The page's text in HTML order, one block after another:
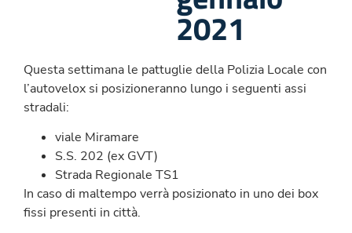
2021
Questa settimana le pattuglie della Polizia Locale con
l’autovelox si posizioneranno lungo i seguenti assi
stradali:
viale Miramare
S.S. 202 (ex GVT)
Strada Regionale TS1
In caso di maltempo verrà posizionato in uno dei box
fissi presenti in città.